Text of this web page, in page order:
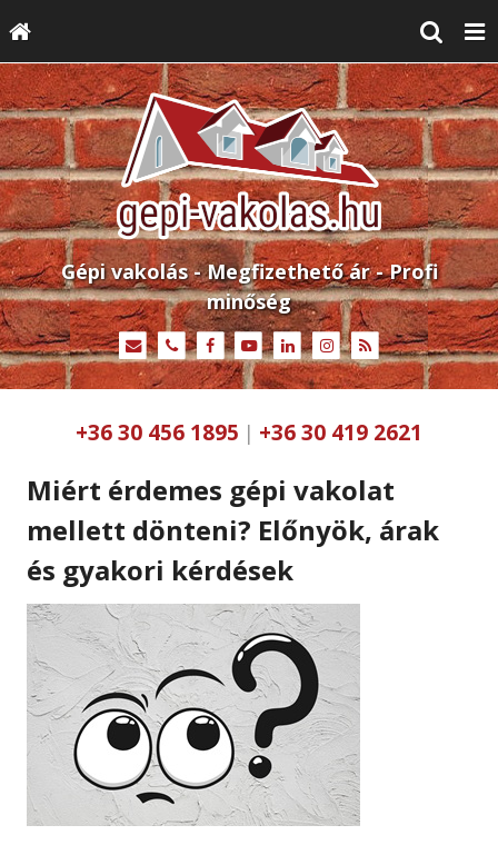
Gépi vakolás - Megfizethető ár - Profi
minőség
+36 30 456 1895 | +36 30 419 2621
Miért érdemes gépi vakolat
mellett dönteni? Előnyök, árak
és gyakori kérdések